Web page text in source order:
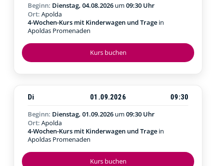
Kurs buchen
Beginn: Dienstag, 04.08.2026 um 09:30 Uhr
Ort: Apolda
4-Wochen-Kurs mit Kinderwagen und Trage in
Apoldas Promenaden
Kurs buchen
Di 01.09.2026
09:30
Beginn: Dienstag, 01.09.2026 um 09:30 Uhr
Ort: Apolda
4-Wochen-Kurs mit Kinderwagen und Trage in
Apoldas Promenaden